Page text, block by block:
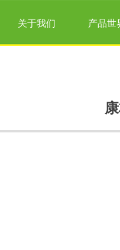
关于我们 产品世